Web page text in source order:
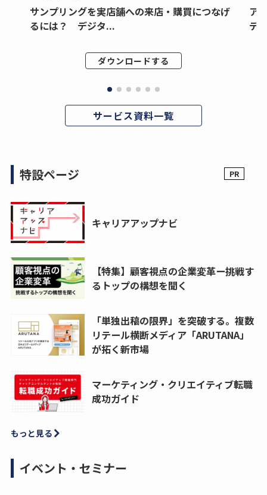
サンプリングを実店舗への来店・購買につなげ
るには？ デジタ...
ダウンロードする
ア
デ
サービス資料一覧
特設ページ
キャリアアップナビ
【特集】顧客視点の企業変革ー挑戦す
るトップの構想を聞く
「単独出稿の限界」を突破する。複数
リテール横断メディア「ARUTANA」
が拓く新市場
マーケティング・クリエイティブ転職
成功ガイド
もっと見る
イベント・セミナー